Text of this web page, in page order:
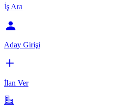
İş Ara
Aday Girişi
İlan Ver